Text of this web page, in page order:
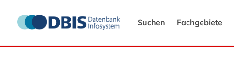
Suchen Fachgebiete